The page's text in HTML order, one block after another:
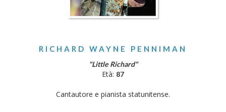
RICHARD WAYNE PENNIMAN
"Little Richard"
Età: 87
Cantautore e pianista statunitense.